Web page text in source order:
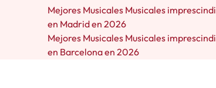
Mejores Musicales Musicales
en Madrid en 2026
Mejores Musicales Musicales
en Barcelona en 2026